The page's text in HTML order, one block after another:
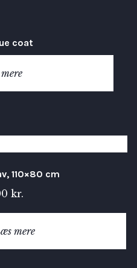
coat
110×80 cm
kr.
mere